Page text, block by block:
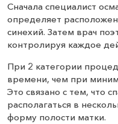
Сначала специалист
определяет
синехий. Затем врач
контролируя каждое
При 2 категории
времени, чем при
Это связано с тем, что
располагаться в
форму полости матки.